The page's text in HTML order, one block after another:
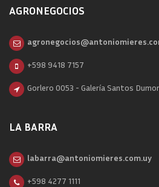
AGRONEGOCIOS
+598 9418 7157
Gorlero 0053 - Galería Santos
LA BARRA
labarra@antoniomieres.com.uy
+598 4277 1111